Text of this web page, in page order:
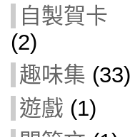
自製賀卡
(2)
趣味集 (33)
遊戲 (1)